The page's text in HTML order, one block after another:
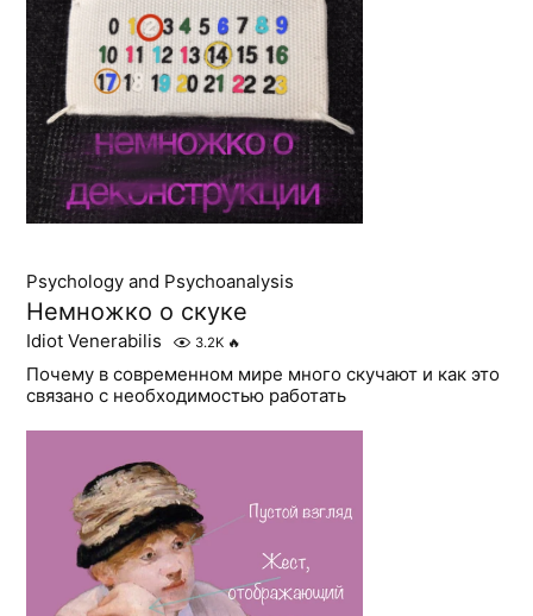
Psychology and Psychoanalysis
Немножко о скуке
Idiot Venerabilis 3.2K 🔥
Почему в современном мире много скучают и как это
связано с необходимостью работать